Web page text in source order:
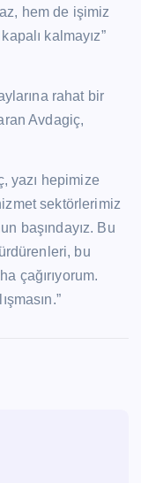
hem de işimiz
kalmayız”
rahat bir
Avdagiç,
yazı hepimize
sektörlerimiz
başındayız. Bu
bu
çağırıyorum.